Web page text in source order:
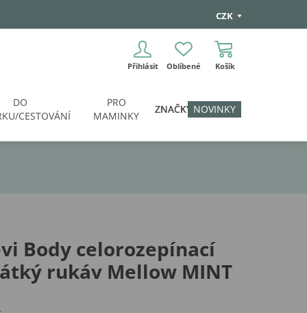
CZK
Přihlásit Oblíbené Košík
DO
CESTOVÁNÍ
PRO
MAMINKY
ZNAČKY NOVINKY
Body celorozepínací
rukáv Mellow MINT